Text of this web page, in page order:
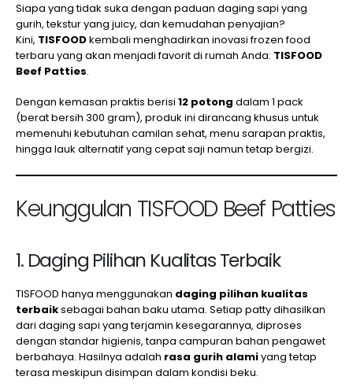
Siapa yang tidak suka dengan paduan daging sapi yang
gurih, tekstur yang juicy, dan kemudahan penyajian?
Kini, TISFOODkembali menghadirkan inovasi frozen food
terbaru yang akan menjadi favorit di rumah Anda: TISFOOD
Beef Patties.
Dengan kemasan praktis berisi 12 potong dalam 1 pack
(berat bersih 300 gram), produk ini dirancang khusus untuk
memenuhi kebutuhan camilan sehat, menu sarapan praktis,
hingga lauk alternatif yang cepat saji namun tetap bergizi.
Keunggulan TISFOOD Beef Patties
1. Daging Pilihan Kualitas Terbaik
TISFOOD hanya menggunakan daging pilihan kualitas
terbaiksebagai bahan baku utama. Setiap patty dihasilkan
dari daging sapi yang terjamin kesegarannya, diproses
dengan standar higienis, tanpa campuran bahan pengawet
berbahaya. Hasilnya adalah rasa gurih alamiyang tetap
terasa meskipun disimpan dalam kondisi beku.